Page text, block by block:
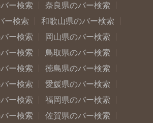
ー検索
奈良県のバー検索
ー検索
和歌山県のバー検索
ー検索
岡山県のバー検索
ー検索
鳥取県のバー検索
ー検索
徳島県のバー検索
ー検索
愛媛県のバー検索
ー検索
福岡県のバー検索
ー検索
佐賀県のバー検索